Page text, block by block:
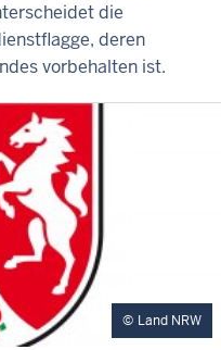
die
deren
vorbehalten ist.
Land NRW